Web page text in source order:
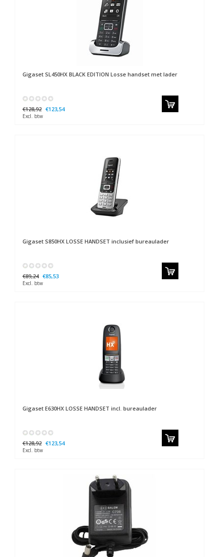
Gigaset SL450HX BLACK EDITION Losse handset met lader
€128,92 €123,54
Excl. btw
Gigaset S850HX LOSSE HANDSET inclusief bureaulader
€89,24 €85,53
Excl. btw
Gigaset E630HX LOSSE HANDSET incl. bureaulader
€128,92 €123,54
Excl. btw